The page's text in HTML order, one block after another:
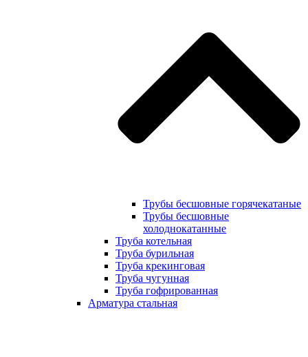
Трубы бесшовные горячекатаные
Трубы бесшовные
холоднокатанные
Труба котельная
Труба бурильная
Труба крекинговая
Труба чугунная
Труба гофрированная
Арматура стальная